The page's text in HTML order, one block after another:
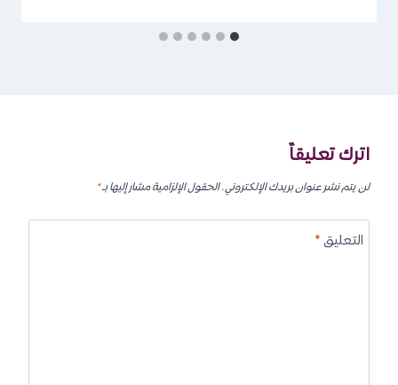
اترك تعليقاً
لن يتم نشر عنوان بريدك الإلكتروني.الحقول الإلزامية مشار إليها بـ*
التعليق*